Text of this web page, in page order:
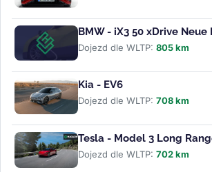
BMW - iX3 50 xDrive Neue
Dojezd dle WLTP: 805 km
Kia - EV6
Dojezd dle WLTP: 708 km
Tesla - Model 3 Long
Dojezd dle WLTP: 702 km